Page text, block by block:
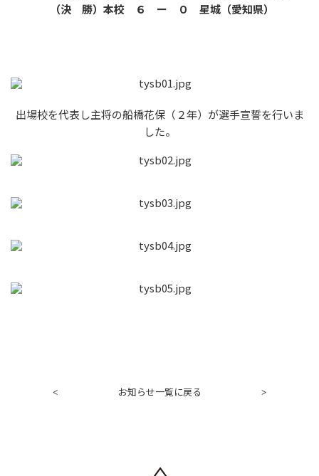
（決 勝）本校 ６ ー ０ 星城（愛知県）
出場校を代表し主将の船橋花保（２年）が選手宣誓を行いま
した。
< お知らせ一覧に戻る >